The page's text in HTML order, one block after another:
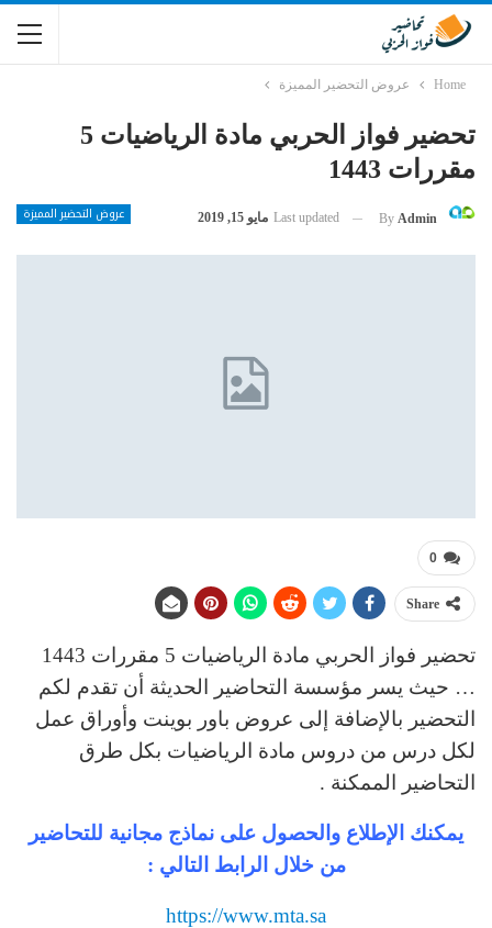
Home عروض التحضير المميزة
تحضير فواز الحربي مادة الرياضيات 5
مقررات 1443
عروض التحضير المميزة By Admin
Last updated مايو 15, 2019
0
Share
تحضير فواز الحربي مادة الرياضيات 5 مقررات 1443
… حيث يسر مؤسسة التحاضير الحديثة أن تقدم لكم
التحضير بالإضافة إلى عروض باور بوينت وأوراق عمل
لكل درس من دروس مادة الرياضيات بكل طرق
التحاضير الممكنة .
يمكنك الإطلاع والحصول على نماذج مجانية للتحاضير
من خلال الرابط التالي :
https://www.mta.sa